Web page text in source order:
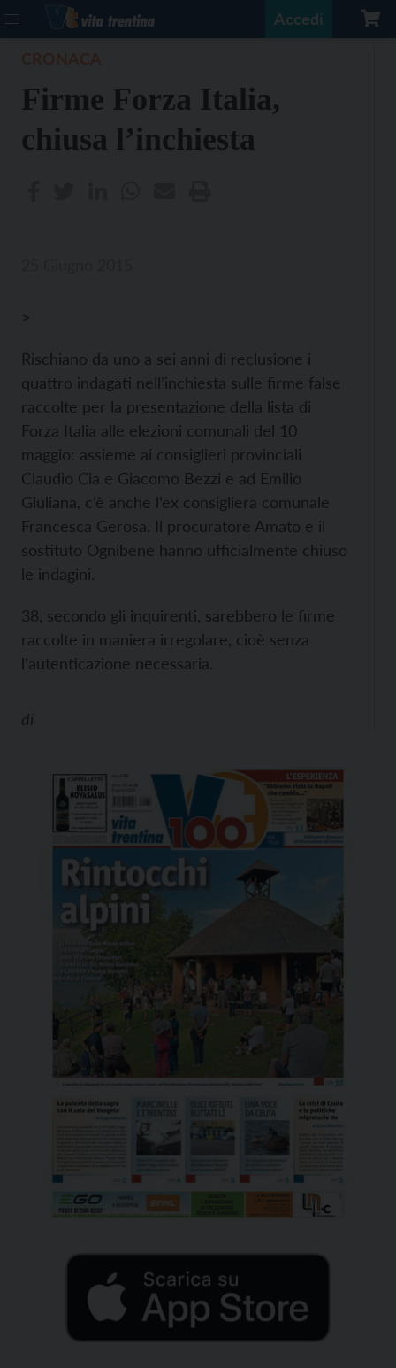
Accedi
Firme Forza Italia,
chiusa l’inchiesta
>
Rischiano da uno a sei anni di reclusione i
quattro indagati nell’inchiesta sulle firme false
raccolte per la presentazione della lista di
Forza Italia alle elezioni comunali del 10
maggio: assieme ai consiglieri provinciali
Claudio Cia e Giacomo Bezzi e ad Emilio
Giuliana, c’è anche l’ex consigliera comunale
Francesca Gerosa. Il procuratore Amato e il
sostituto Ognibene hanno ufficialmente chiuso
le indagini.
38, secondo gli inquirenti, sarebbero le firme
raccolte in maniera irregolare, cioè senza
l’autenticazione necessaria.
di